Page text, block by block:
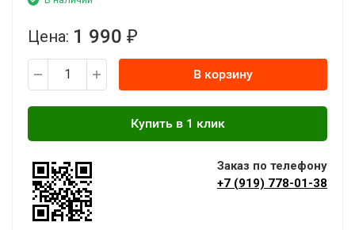
Цена: 1 990 ₽
В корзину
Заказ по телефону
+7 (919) 778-01-38